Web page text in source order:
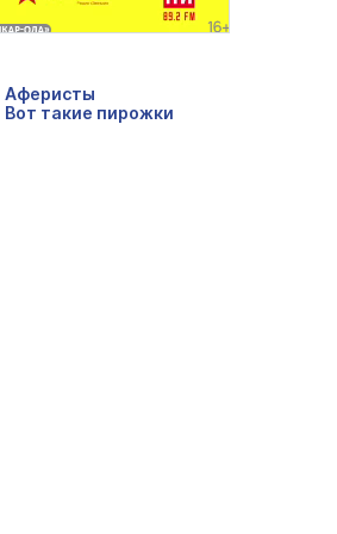
Аферисты
Вот такие пирожки